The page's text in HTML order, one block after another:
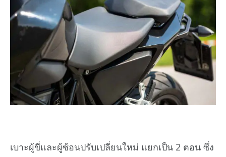
เบาะผู้ขี่และผู้ซ้อนปรับเปลี่ยนใหม่ แยกเป็น 2 ตอน ซึ่ง